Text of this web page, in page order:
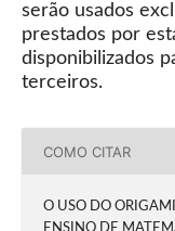
serão usados
prestados por
disponibilizados
terceiros.
COMO CITAR
O USO DO